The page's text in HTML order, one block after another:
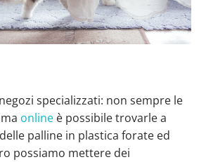
specializzati: non sempre le
online è possibile trovarle a
palline in plastica forate ed
possiamo mettere dei